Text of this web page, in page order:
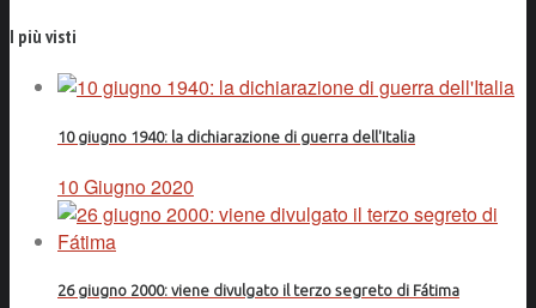
I più visti
10 giugno 1940: la dichiarazione di guerra dell'Italia
10 Giugno 2020
26 giugno 2000: viene divulgato il terzo segreto di Fátima